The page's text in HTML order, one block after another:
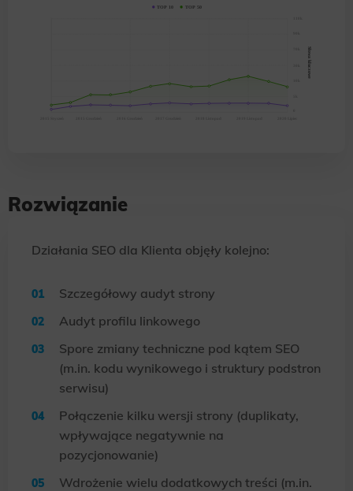
Rozwiązanie
Działania SEO dla Klienta objęły kolejno:
Szczegółowy audyt strony
Audyt profilu linkowego
Spore zmiany techniczne pod kątem SEO
(m.in. kodu wynikowego i struktury podstron
serwisu)
Połączenie kilku wersji strony (duplikaty,
wpływające negatywnie na
pozycjonowanie)
Wdrożenie wielu dodatkowych treści (m.in.